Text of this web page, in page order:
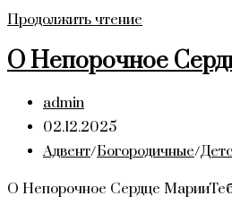
Продолжить чтение
Боже,
62)
О Непорочное
Автор
записи:
admin
Запись
опубликована:
02.12.2025
Рубрика
Адвент/Богородичные/
О Непорочное Сердце